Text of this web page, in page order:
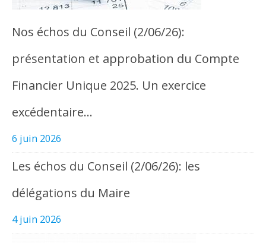
Nos échos du Conseil (2/06/26):
présentation et approbation du Compte
Financier Unique 2025. Un exercice
excédentaire…
6 juin 2026
Les échos du Conseil (2/06/26): les
délégations du Maire
4 juin 2026